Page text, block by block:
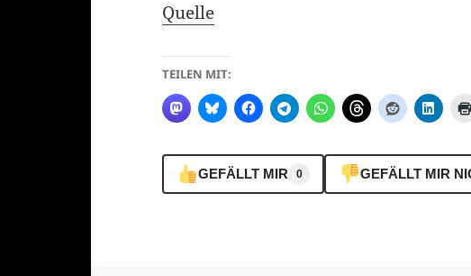
Quelle
TEILEN MIT:
GEFÄLLT MIR 0 GEFÄLLT MIR